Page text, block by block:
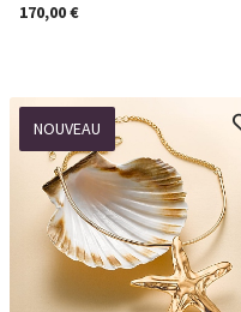
170,00 €
NOUVEAU